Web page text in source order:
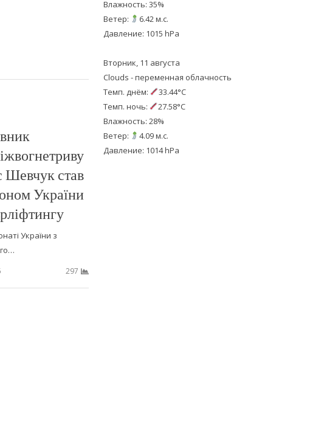
Шевчук став
України
України з
297
Влажность: 35%
Ветер:
6.42 м.с.
Давление: 1015 hPa
Вторник, 11 августа
Clouds - переменная облачность
Темп. днём:
33.44°C
Темп. ночь:
27.58°C
Влажность: 28%
Ветер:
4.09 м.с.
Давление: 1014 hPa